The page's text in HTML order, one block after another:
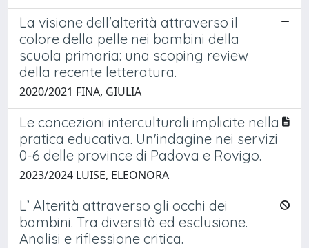
La visione dell'alterità attraverso il
colore della pelle nei bambini della
scuola primaria: una scoping review
della recente letteratura.
2020/2021 FINA, GIULIA
Le concezioni interculturali implicite nella
pratica educativa. Un'indagine nei servizi
0-6 delle province di Padova e Rovigo.
2023/2024 LUISE, ELEONORA
L’ Alterità attraverso gli occhi dei
bambini. Tra diversità ed esclusione.
Analisi e riflessione critica.